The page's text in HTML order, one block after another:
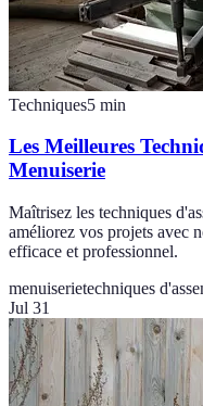
Techniques5 min
Les Meilleures
Menuiserie
Maîtrisez les techniques
améliorez vos projets avec
efficace et professionnel.
menuiserietechniques
Jul 31